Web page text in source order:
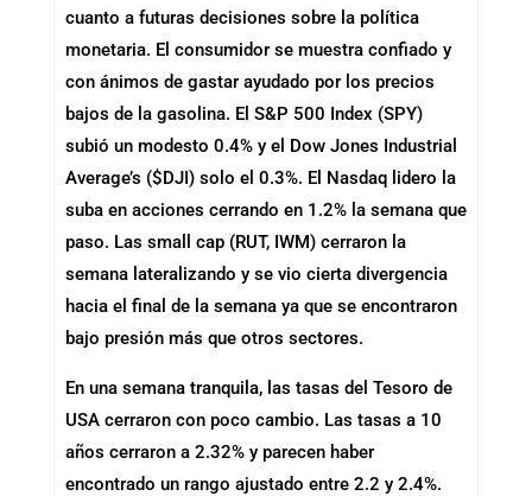
cuanto a futuras decisiones sobre la política
monetaria. El consumidor se muestra confiado y
con ánimos de gastar ayudado por los precios
bajos de la gasolina. El S&P 500 Index (SPY)
subió un modesto 0.4% y el Dow Jones Industrial
Average’s ($DJI) solo el 0.3%. El Nasdaq lidero la
suba en acciones cerrando en 1.2% la semana que
paso. Las small cap (RUT, IWM) cerraron la
semana lateralizando y se vio cierta divergencia
hacia el final de la semana ya que se encontraron
bajo presión más que otros sectores.
En una semana tranquila, las tasas del Tesoro de
USA cerraron con poco cambio. Las tasas a 10
años cerraron a 2.32% y parecen haber
encontrado un rango ajustado entre 2.2 y 2.4%.